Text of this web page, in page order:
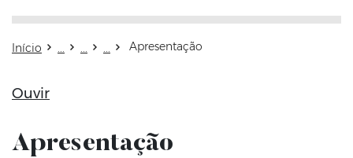
Início Apresentação
Ouvir
Apresentação